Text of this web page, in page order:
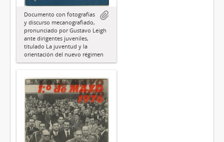
Documento con fotografías
y discurso mecanografiado,
pronunciado por Gustavo Leigh
ante dirigentes juveniles,
titulado La juventud y la
orientación del nuevo régimen